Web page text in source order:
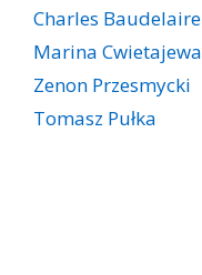
Charles Baudelaire
Marina Cwietajewa
Zenon Przesmycki
Tomasz Pułka